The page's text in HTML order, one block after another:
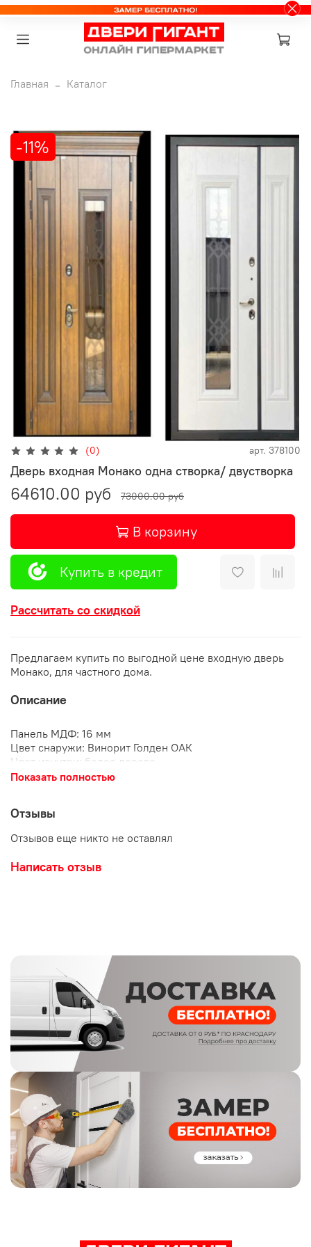
Главная Каталог
-11%
(0) арт. 378100
Дверь входная Монако одна створка/ двустворка
64610.00 руб 73000.00 руб
В корзину
Купить в кредит
Рассчитать со скидкой
Предлагаем купить по выгодной цене входную дверь
Монако, для частного дома.
Описание
Панель МДФ: 16 мм
Цвет снаружи: Винорит Голден ОАК
Цвет изнутри: белое дерево
Толщина полотна: 95 мм
Покрытие: чёрный муар
Основной замок: guardian 3211
Доп. замок: guardian 3001
Ночная задвижка: есть
Ручка: Модена
Показать полностью
Отзывы
Отзывов еще никто не оставлял
Написать отзыв